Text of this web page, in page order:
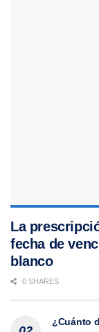
La
fecha de
blanco
0 SHARES
¿Cuánto